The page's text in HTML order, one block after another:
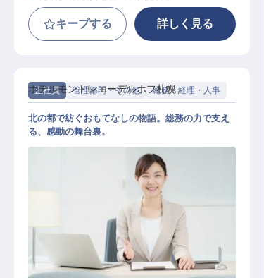
キープする 詳しく見る
正社員 管理部門・その他 総務・経理・人事
総務スタッフ
ホテルモントレエーデルホフ札幌
北の都で紡ぐおもてなしの物語。総務の力で支え
る、感動の舞台裏。